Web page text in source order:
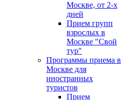
Москве, от 2-х
дней
Прием групп
взрослых в
Москве "Свой
тур"
Программы приема в
Москве для
иностранных
туристов
Прием